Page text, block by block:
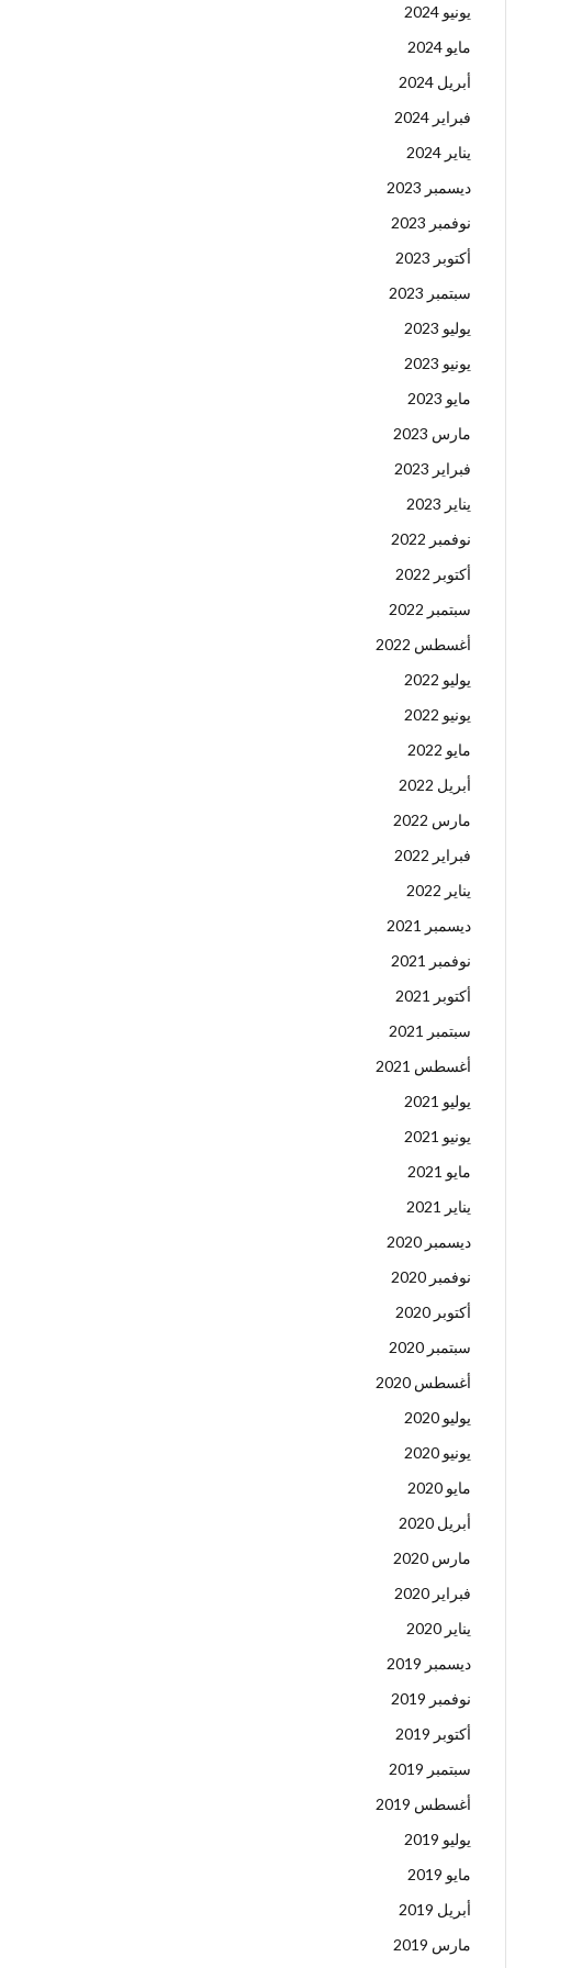
يونيو 2024
مايو 2024
أبريل 2024
فبراير 2024
يناير 2024
ديسمبر 2023
نوفمبر 2023
أكتوبر 2023
سبتمبر 2023
يوليو 2023
يونيو 2023
مايو 2023
مارس 2023
فبراير 2023
يناير 2023
نوفمبر 2022
أكتوبر 2022
سبتمبر 2022
أغسطس 2022
يوليو 2022
يونيو 2022
مايو 2022
أبريل 2022
مارس 2022
فبراير 2022
يناير 2022
ديسمبر 2021
نوفمبر 2021
أكتوبر 2021
سبتمبر 2021
أغسطس 2021
يوليو 2021
يونيو 2021
مايو 2021
يناير 2021
ديسمبر 2020
نوفمبر 2020
أكتوبر 2020
سبتمبر 2020
أغسطس 2020
يوليو 2020
يونيو 2020
مايو 2020
أبريل 2020
مارس 2020
فبراير 2020
يناير 2020
ديسمبر 2019
نوفمبر 2019
أكتوبر 2019
سبتمبر 2019
أغسطس 2019
يوليو 2019
مايو 2019
أبريل 2019
مارس 2019